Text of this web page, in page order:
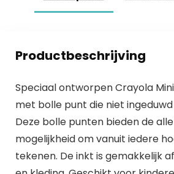
Productbeschrijving
Speciaal ontworpen Crayola
met bolle punt die niet
Deze bolle punten bieden de
mogelijkheid om vanuit iedere
tekenen. De inkt is gemakkelijk